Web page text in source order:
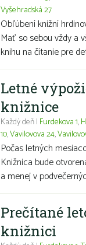
Vyšehradská 27
Obľúbení knižní
Mať so sebou vždy a
knihu na čítanie pre
Letné
knižnice
Každý deň | Furdekova 1,
10,Vavilovova 24,
Počas letných
Knižnica bude
a menej v
Prečítané
knižnici